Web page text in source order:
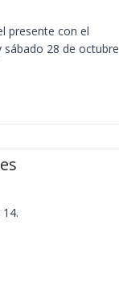
presente con el
sábado 28 de octubre